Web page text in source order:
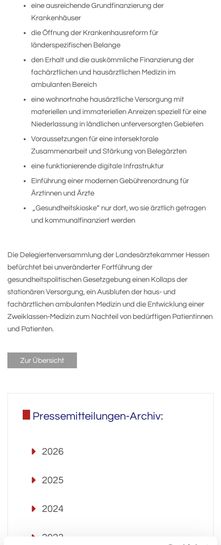
eine ausreichende Grundfinanzierung der
Krankenhäuser
die Öffnung der Krankenhausreform für
länderspezifischen Belange
den Erhalt und die auskömmliche Finanzierung der
fachärztlichen und hausärztlichen Medizin im
ambulanten Bereich
eine wohnortnahe hausärztliche Versorgung mit
materiellen und immateriellen Anreizen speziell für eine
Niederlassung in ländlichen unterversorgten Gebieten
Voraussetzungen für eine intersektorale
Zusammenarbeit und Stärkung von Belegärzten
eine funktionierende digitale Infrastruktur
Einführung einer modernen Gebührenordnung für
Ärztinnen und Ärzte
„Gesundheitskioske“ nur dort, wo sie ärztlich getragen
und kommunalfinanziert werden
Die Delegiertenversammlung der Landesärztekammer Hessen
befürchtet bei unveränderter Fortführung der
gesundheitspolitischen Gesetzgebung einen Kollaps der
stationären Versorgung, ein Ausbluten der haus- und
fachärztlichen ambulanten Medizin und die Entwicklung einer
Zweiklassen-Medizin zum Nachteil von bedürftigen Patientinnen
und Patienten.
Zur Übersicht
Pressemitteilungen-Archiv:
2026
2025
2024
2023